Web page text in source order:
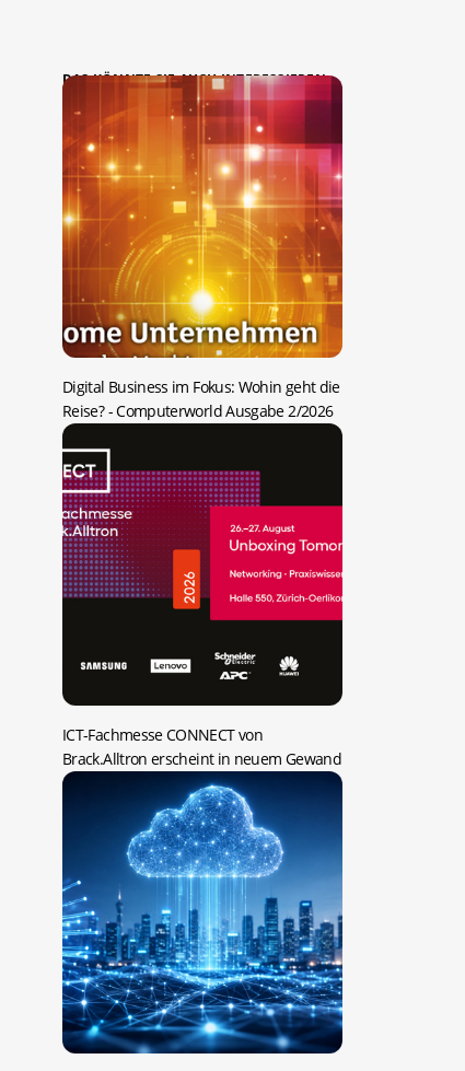
DAS KÖNNTE SIE AUCH INTERESSIEREN:
Digital Business im Fokus: Wohin geht die
Reise?- Computerworld Ausgabe 2/2026
ICT-Fachmesse CONNECT von
Brack.Alltron erscheint in neuem Gewand